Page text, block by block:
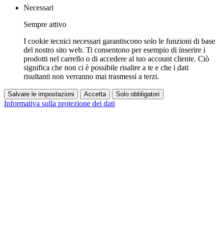
Necessari
Sempre attivo
I cookie tecnici necessari garantiscono solo le funzioni di base
del nostro sito web. Ti consentono per esempio di inserire i
prodotti nel carrello o di accedere al tuo account cliente. Ciò
significa che non ci è possibile risalire a te e che i dati
risultanti non verranno mai trasmessi a terzi.
Salvare le impostazioni Accetta Solo obbligatori
Informativa sulla protezione dei dati